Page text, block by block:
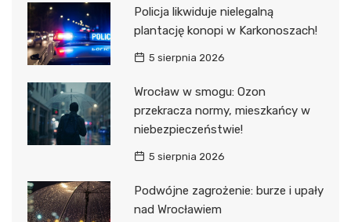
Policja likwiduje nielegalną
plantację konopi w Karkonoszach!
5 sierpnia 2026
Wrocław w smogu: Ozon
przekracza normy, mieszkańcy w
niebezpieczeństwie!
5 sierpnia 2026
Podwójne zagrożenie: burze i upały
nad Wrocławiem